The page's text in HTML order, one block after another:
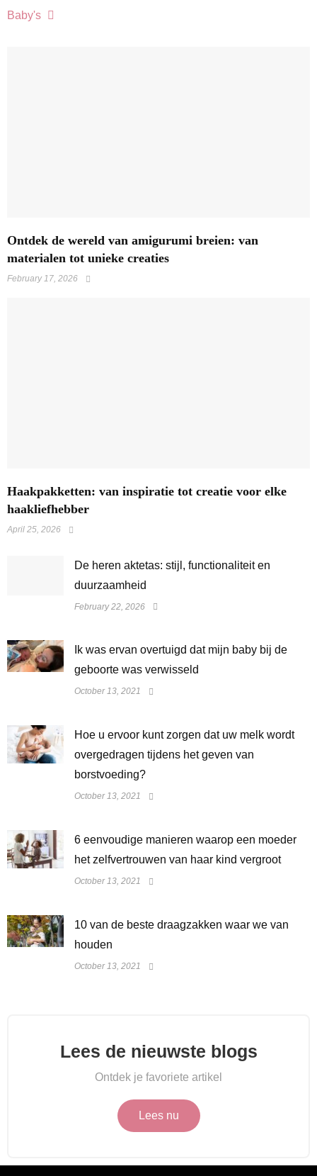
Baby's
Ontdek de wereld van amigurumi breien: van
materialen tot unieke creaties
February 17, 2026
Haakpakketten: van inspiratie tot creatie voor elke
haakliefhebber
April 25, 2026
De heren aktetas: stijl, functionaliteit en
duurzaamheid
February 22, 2026
Ik was ervan overtuigd dat mijn baby bij de
geboorte was verwisseld
October 13, 2021
Hoe u ervoor kunt zorgen dat uw melk wordt
overgedragen tijdens het geven van
borstvoeding?
October 13, 2021
6 eenvoudige manieren waarop een moeder
het zelfvertrouwen van haar kind vergroot
October 13, 2021
10 van de beste draagzakken waar we van
houden
October 13, 2021
Lees de nieuwste blogs
Ontdek je favoriete artikel
Lees nu